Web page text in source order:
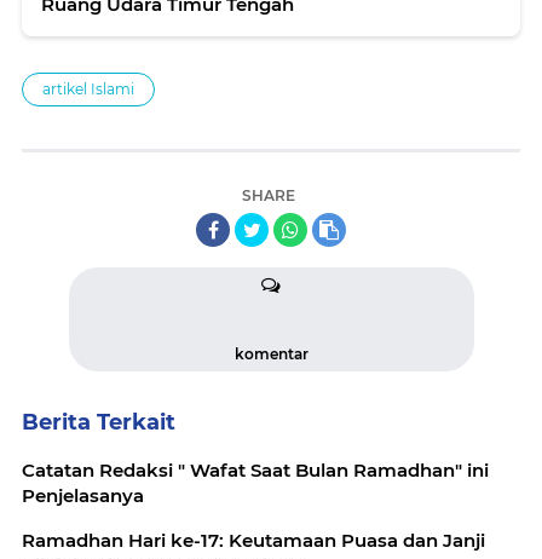
Ruang Udara Timur Tengah
artikel Islami
SHARE
komentar
Berita Terkait
Catatan Redaksi " Wafat Saat Bulan Ramadhan" ini
Penjelasanya
Ramadhan Hari ke-17: Keutamaan Puasa dan Janji